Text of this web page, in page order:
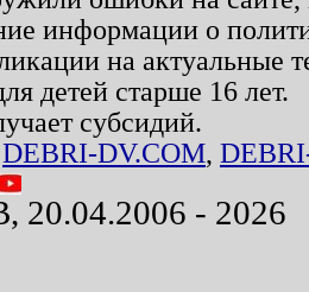
информации о
на актуальные
детей старше 16 лет.
субсидий.
DEBRI-DV.COM,
20.04.2006 - 2026